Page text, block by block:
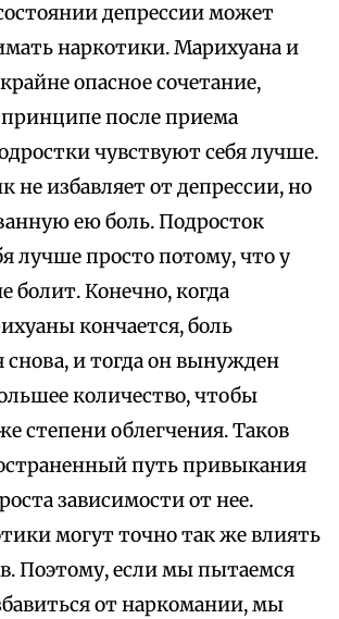
депрессии может
наркотики. Марихуана и
опасное сочетание,
после приема
чувствуют себя лучше.
не избавляет от депрессии, но
ею боль. Подросток
лучше просто потому, что у
болит. Конечно, когда
кончается, боль
снова, и тогда он вынужден
количество, чтобы
степени облегчения. Таков
путь привыкания
зависимости от нее.
могут точно так же влиять
Поэтому, если мы пытаемся
от наркомании, мы